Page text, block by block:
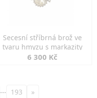
Secesní stříbrná brož ve
tvaru hmyzu s markazity
6 300 Kč
… 193 »